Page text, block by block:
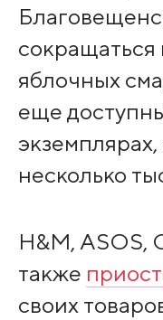
сокращаться
яблочных
еще
несколько
H&M, ASOS,
также
своих